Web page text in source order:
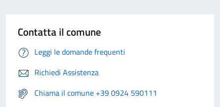
Contatta il comune
Leggi le domande frequenti
Richiedi Assistenza
Chiama il comune +39 0924 590111